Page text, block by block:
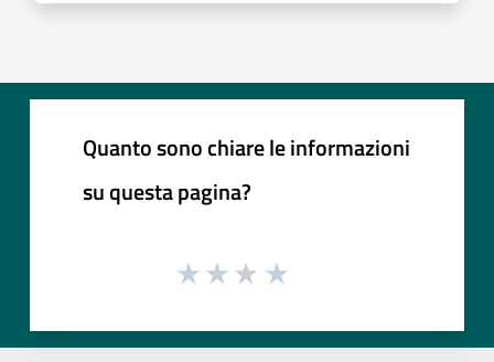
Quanto sono chiare le informazioni
su questa pagina?